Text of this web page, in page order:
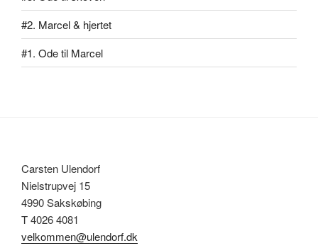
#2. Marcel & hjertet
#1. Ode til Marcel
Carsten Ulendorf
Nielstrupvej 15
4990 Sakskøbing
T 4026 4081
velkommen@ulendorf.dk